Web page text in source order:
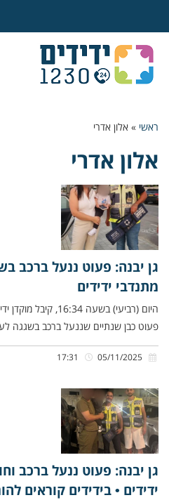
ראשי » אלון אדרי
אלון אדרי
גן יבנה: פעוט ננעל ברכב
מתנדבי ידידים
היום (רביעי) בשעה
פעוט כבן שנתיים שננעל ברכב בשגגה
גן יבנה: פעוט ננעל ברכב
ידידים • בידידים קוראים